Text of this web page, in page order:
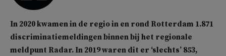
In 2020 kwamen in de regio in en rond Rotterdam 1.871
discriminatiemeldingen binnen bij het regionale
meldpunt Radar. In 2019 waren dit er ‘slechts’ 853,